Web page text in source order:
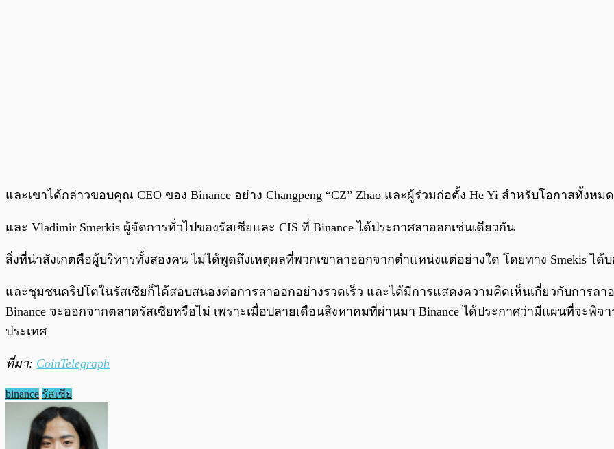
และเขาได้กล่าวขอบคุณ CEO ของ Binance อย่าง Changpeng “CZ” Zhao และผู้ร่วมก่อตั้ง He Yi สำหรับโอกาสทั้งหม
และ Vladimir Smerkis ผู้จัดการทั่วไปของรัสเซียและ CIS ที่ Binance ได้ประกาศลาออกเช่นเดียวกัน
สิ่งที่น่าสังเกตคือผู้บริหารทั้งสองคน ไม่ได้พูดถึงเหตุผลที่พวกเขาลาออกจากตำแหน่งแต่อย่างใด โดยทาง Smekis ได้
และชุมชนคริปโตในรัสเซียก็ได้สอบสนองต่อการลาออกอย่างรวดเร็ว และได้มีการแสดงความคิดเห็นเกี่ยวกับการล
Binance จะออกจากตลาดรัสเซียหรือไม่ เพราะเมื่อปลายเดือนสิงหาคมที่ผ่านมา Binance ได้ประกาศว่ามีแผนที่จะพิ
ประเทศ
ที่มา: CoinTelegraph
binance รัสเซีย